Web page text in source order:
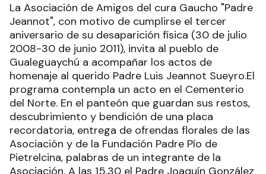
La Asociación de Amigos del cura Gaucho "Padre
Jeannot", con motivo de cumplirse el tercer
aniversario de su desaparición física (30 de julio
2008-30 de junio 2011), invita al pueblo de
Gualeguaychú a acompañar los actos de
homenaje al querido Padre Luis Jeannot Sueyro.El
programa contempla un acto en el Cementerio
del Norte. En el panteón que guardan sus restos,
descubrimiento y bendición de una placa
recordatoria, entrega de ofrendas florales de las
Asociación y de la Fundación Padre Pío de
Pietrelcina, palabras de un integrante de la
Asociación. A las 15,30 el Padre Joaquín González